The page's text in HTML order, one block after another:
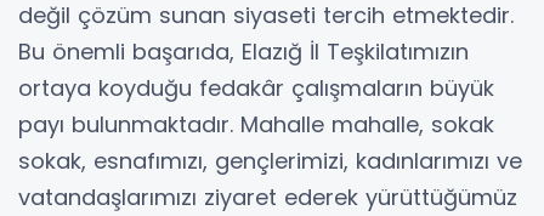
değil çözüm sunan siyaseti tercih etmektedir.
Bu önemli başarıda, Elazığ İl Teşkilatımızın
ortaya koyduğu fedakâr çalışmaların büyük
payı bulunmaktadır. Mahalle mahalle, sokak
sokak, esnafımızı, gençlerimizi, kadınlarımızı ve
vatandaşlarımızı ziyaret ederek yürüttüğümüz